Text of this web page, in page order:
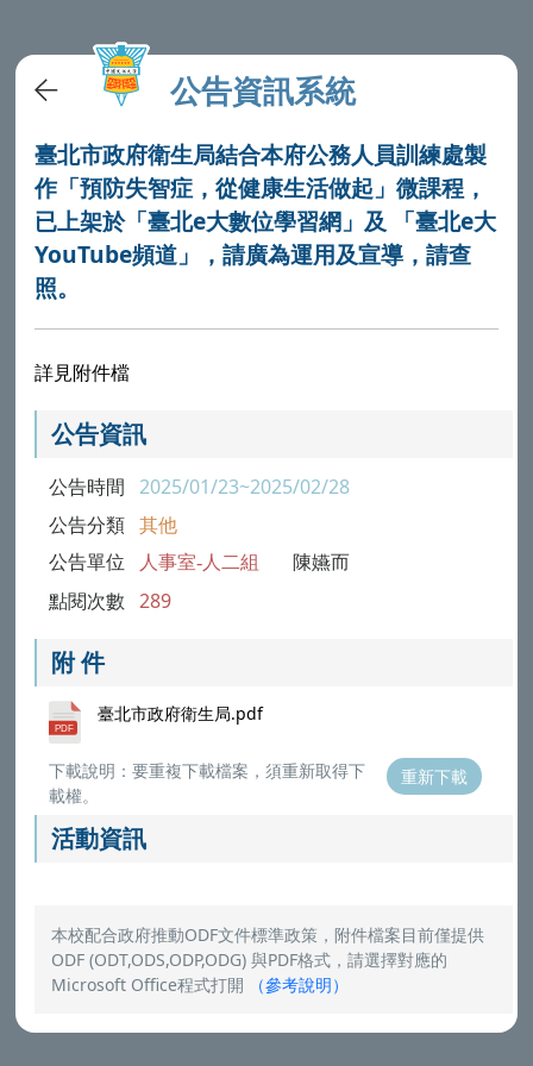
公告資訊系統
臺北市政府衛生局結合本府公務人員訓練處製
作「預防失智症，從健康生活做起」微課程，
已上架於「臺北e大數位學習網」及 「臺北e大
YouTube頻道」，請廣為運用及宣導，請查
照。
詳見附件檔
公告資訊
公告時間 2025/01/23~2025/02/28
公告分類 其他
公告單位 人事室-人二組 陳嬿而
點閱次數 289
附 件
臺北市政府衛生局.pdf
下載說明：要重複下載檔案，須重新取得下
載權。
重新下載
活動資訊
本校配合政府推動ODF文件標準政策，附件檔案目前僅提供
ODF (ODT,ODS,ODP,ODG) 與PDF格式，請選擇對應的
Microsoft Office程式打開
（參考說明）